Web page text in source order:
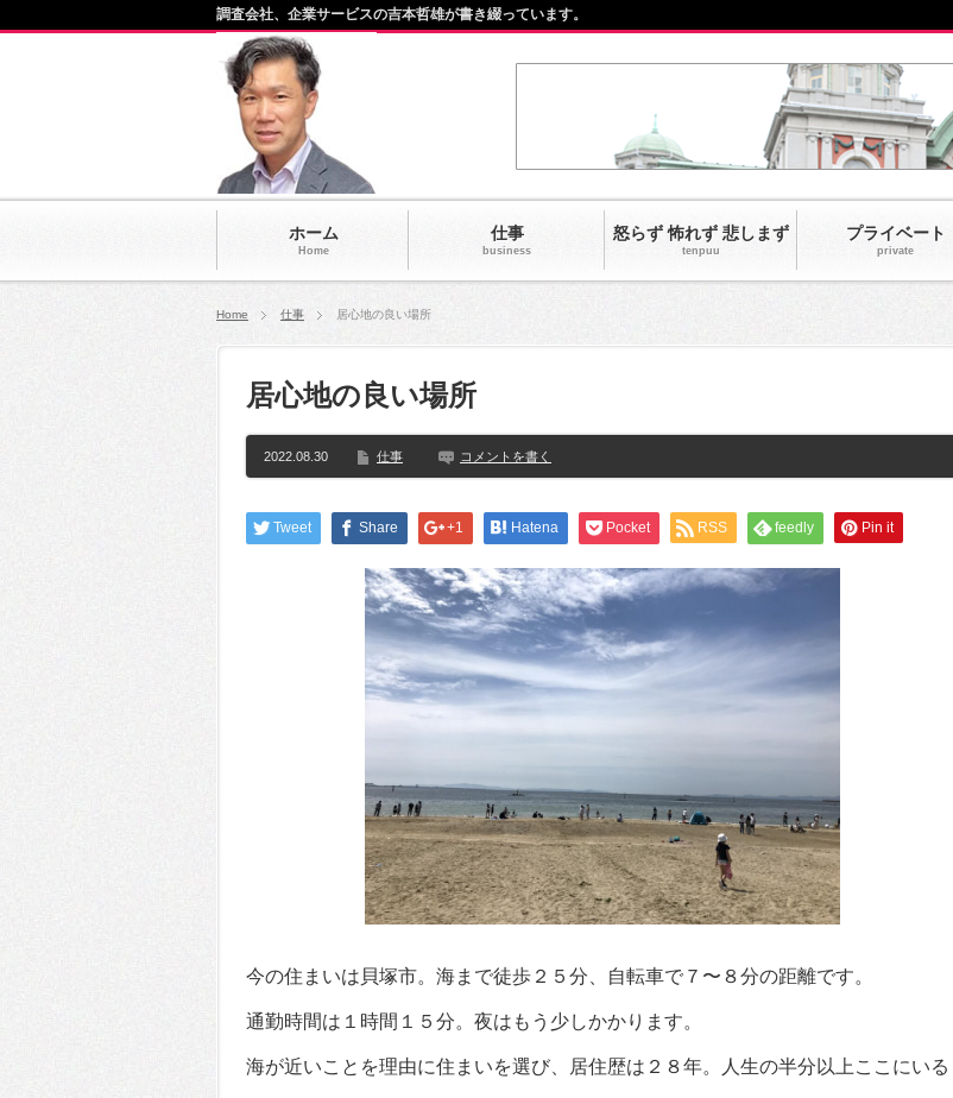
ホーム
Home
仕事
business
怒らず 怖れず 悲しまず
tenpuu
プライベート
private‎
調査会社、企業サービスの吉本哲雄が書き綴っています。
Home 仕事 居心地の良い場所
居心地の良い場所
2022.08.30 仕事 コメントを書く
Tweet Share +1 Hatena Pocket RSS feedly Pin it
今の住まいは貝塚市。海まで徒歩２５分、自転車で７〜８分の距離です。
通勤時間は１時間１５分。夜はもう少しかかります。
海が近いことを理由に住まいを選び、居住歴は２８年。人生の半分以上ここにいる